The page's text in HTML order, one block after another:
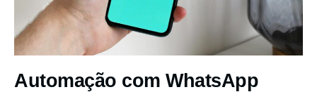
Automação com WhatsApp